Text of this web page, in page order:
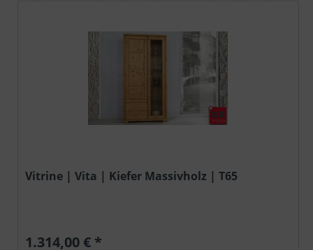
Vitrine | Vita | Kiefer Massivholz | T65
1.314,00 € *